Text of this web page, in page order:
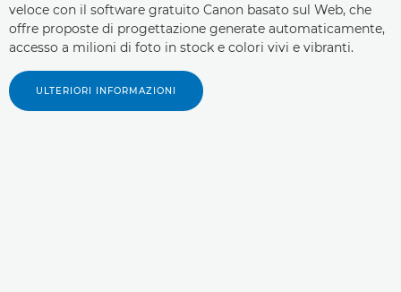
veloce con il software gratuito Canon basato sul Web, che
offre proposte di progettazione generate automaticamente,
accesso a milioni di foto in stock e colori vivi e vibranti.
ULTERIORI INFORMAZIONI